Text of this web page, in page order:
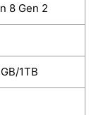
8 Gen 2
1TB